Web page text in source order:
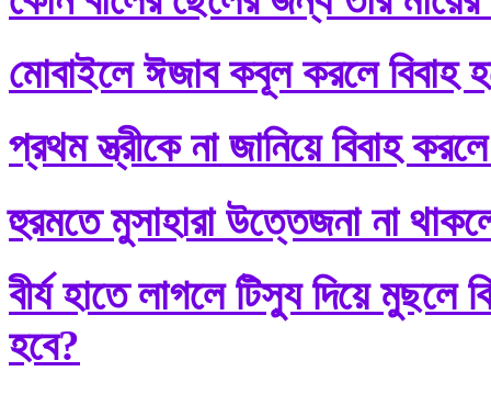
মোবাইলে ঈজাব কবূল করলে বিবাহ
প্রথম স্ত্রীকে না জানিয়ে বিবাহ
হুরমতে মুসাহারা উত্তেজনা না
বীর্য হাতে লাগলে টিস্যু দিয়ে
হবে?